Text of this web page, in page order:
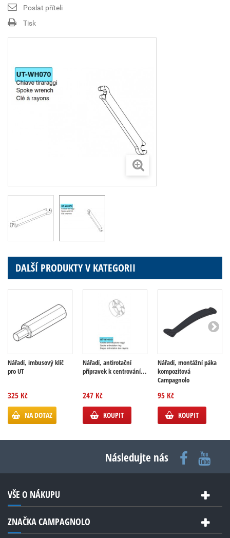
Poslat příteli
Tisk
DALŠÍ PRODUKTY V KATEGORII
Nářadí, imbusový klíč
pro UT
325 Kč
NA DOTAZ
Nářadí, antirotační
přípravek k centrování...
247 Kč
KOUPIT
Nářadí, montážní páka
kompozitová
Campagnolo
95 Kč
KOUPIT
Následujte nás
VŠE O NÁKUPU
ZNAČKA CAMPAGNOLO